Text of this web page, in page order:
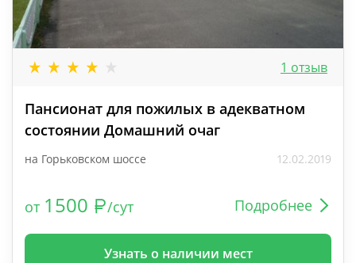
1 отзыв
Пансионат для пожилых в адекватном
состоянии Домашний очаг
на Горьковском шоссе 12.02.2019
от 1500 /сут Подробнее
Узнать о наличии мест